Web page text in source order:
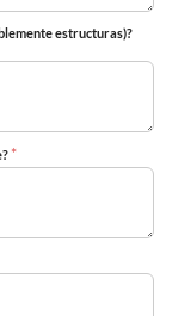
estructuras)?
*